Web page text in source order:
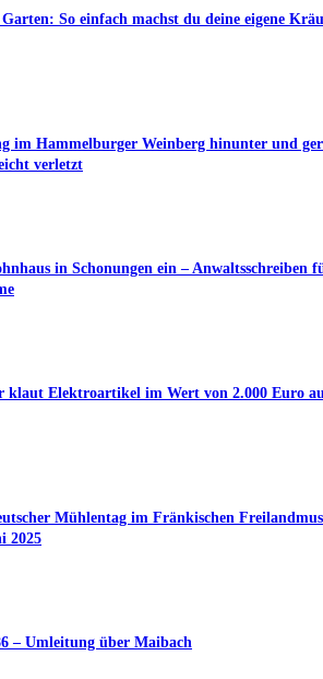
So einfach machst du deine eigene
im Hammelburger Weinberg hinunter und
verletzt
in Schonungen ein – Anwaltsschreiben
klaut Elektroartikel im Wert von 2.000 Euro
Mühlentag im Fränkischen
2025
– Umleitung über Maibach